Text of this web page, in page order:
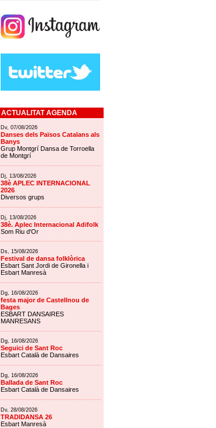
ACTUALITAT AGENDA
Dv, 07/08/2026
Danses dels Països Catalans als
Banys
Grup Montgrí Dansa de Torroella
de Montgrí
Dj, 13/08/2026
38è APLEC INTERNACIONAL
2026
Diversos grups
Dj, 13/08/2026
38è. Aplec Internacional Adifolk
Som Riu d'Or
Ds, 15/08/2026
Festival de dansa folklòrica
Esbart Sant Jordi de Gironella i
Esbart Manresà
Dg, 16/08/2026
festa major de Castellnou de
Bages
ESBART DANSAIRES
MANRESANS
Dg, 16/08/2026
Seguici de Sant Roc
Esbart Català de Dansaires
Dg, 16/08/2026
Ballada de Sant Roc
Esbart Català de Dansaires
Dv, 28/08/2026
TRADIDANSA 26
Esbart Manresà